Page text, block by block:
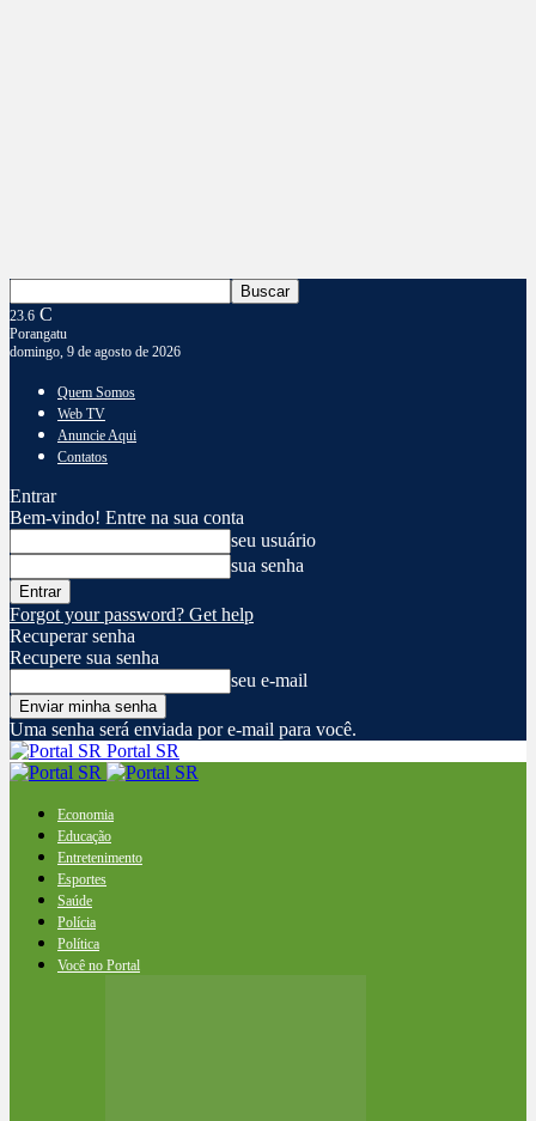
23.6 C
Porangatu
domingo, 9 de agosto de 2026
Quem Somos
Web TV
Anuncie Aqui
Contatos
Entrar
Bem-vindo! Entre na sua conta
seu usuário
sua senha
Forgot your password? Get help
Recuperar senha
Recupere sua senha
seu e-mail
Uma senha será enviada por e-mail para você.
Portal SR
Economia
Educação
Entretenimento
Esportes
Saúde
Polícia
Política
Você no Portal